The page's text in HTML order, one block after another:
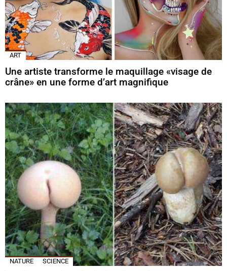
ART
Une artiste transforme le maquillage «visage de
crâne» en une forme d’art magnifique
NATURE SCIENCE